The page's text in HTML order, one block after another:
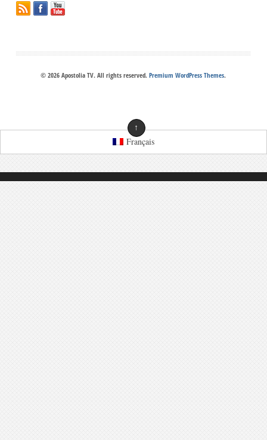
© 2026 Apostolia TV. All rights reserved.Premium WordPress Themes.
↑
Français